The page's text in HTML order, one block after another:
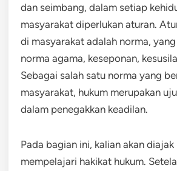
dan seimbang, dalam setiap
masyarakat diperlukan aturan.
di masyarakat adalah norma,
norma agama, keseponan,
Sebagai salah satu norma yang
masyarakat, hukum merupakan
dalam penegakkan keadilan.
Pada bagian ini, kalian akan diajak
mempelajari hakikat hukum.